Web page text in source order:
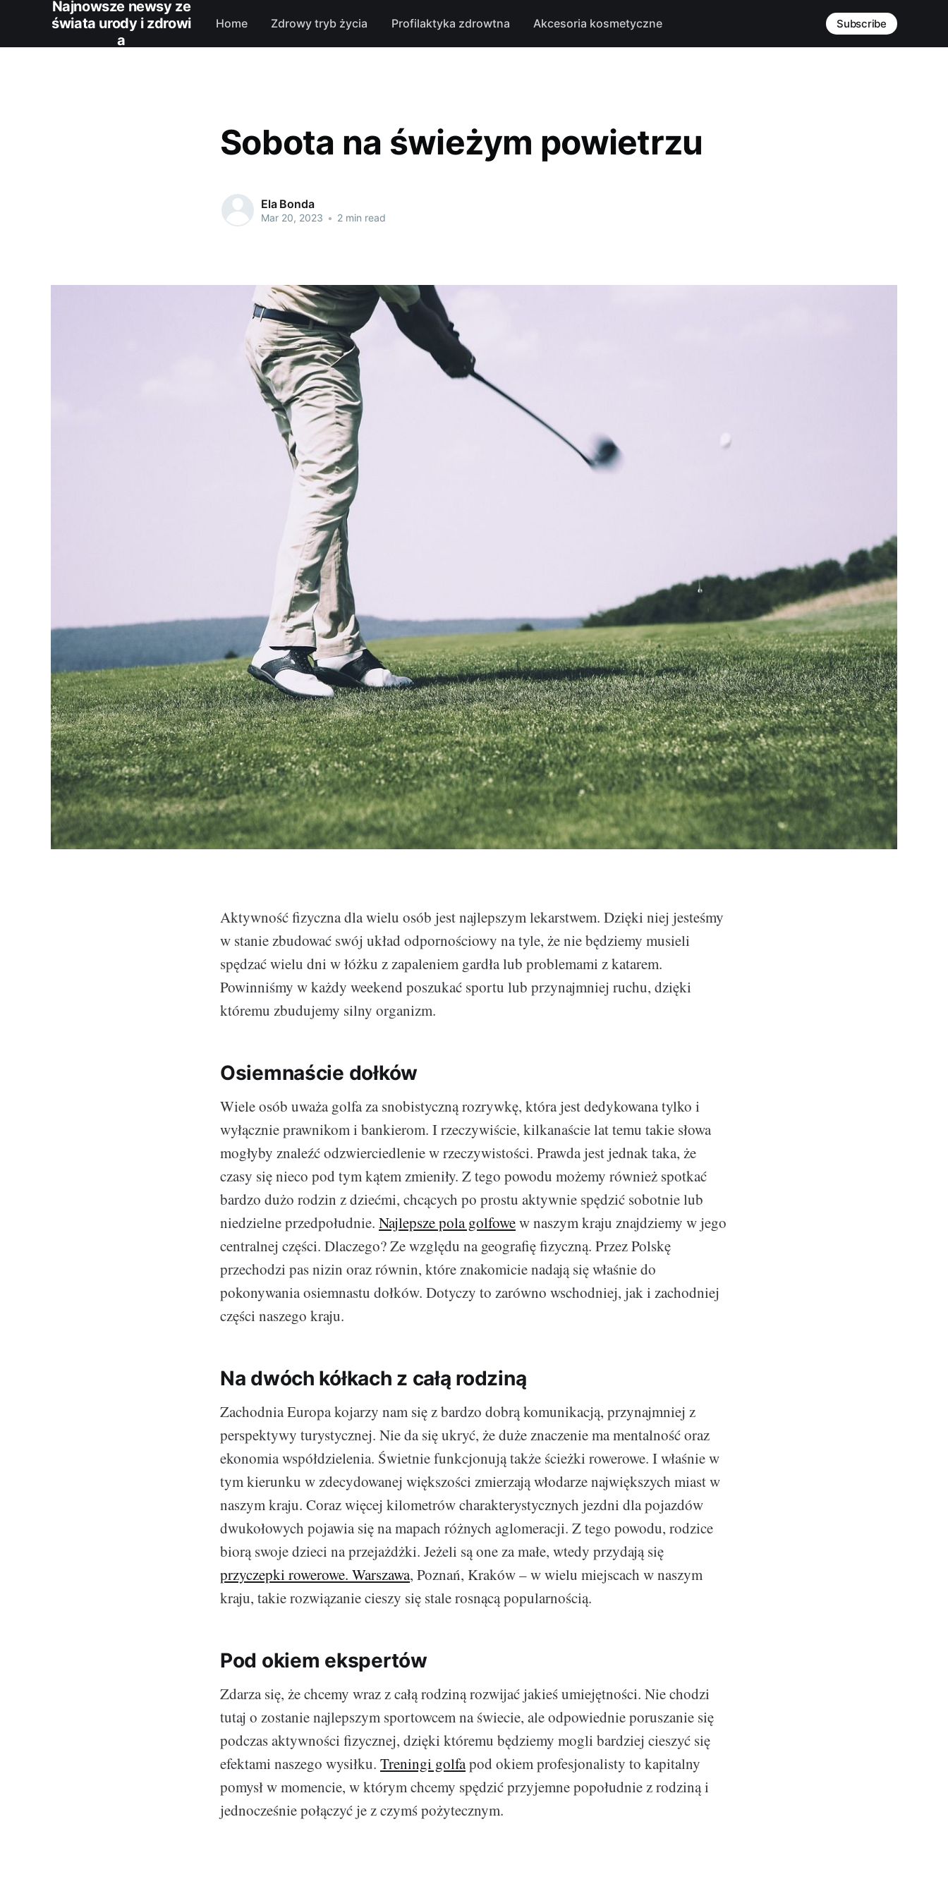
Najnowsze newsy ze
świata urody i zdrowi
a
Home Zdrowy tryb życia Profilaktyka zdrowtna Akcesoria kosmetyczne Subscribe
Sobota na świeżym powietrzu
Ela Bonda
Mar 20, 2023 • 2 min read
Aktywność fizyczna dla wielu osób jest najlepszym lekarstwem. Dzięki niej jesteśmy
w stanie zbudować swój układ odpornościowy na tyle, że nie będziemy musieli
spędzać wielu dni w łóżku z zapaleniem gardła lub problemami z katarem.
Powinniśmy w każdy weekend poszukać sportu lub przynajmniej ruchu, dzięki
któremu zbudujemy silny organizm.
Osiemnaście dołków
Wiele osób uważa golfa za snobistyczną rozrywkę, która jest dedykowana tylko i
wyłącznie prawnikom i bankierom. I rzeczywiście, kilkanaście lat temu takie słowa
mogłyby znaleźć odzwierciedlenie w rzeczywistości. Prawda jest jednak taka, że
czasy się nieco pod tym kątem zmieniły. Z tego powodu możemy również spotkać
bardzo dużo rodzin z dziećmi, chcących po prostu aktywnie spędzić sobotnie lub
niedzielne przedpołudnie. Najlepsze pola golfowew naszym kraju znajdziemy w jego
centralnej części. Dlaczego? Ze względu na geografię fizyczną. Przez Polskę
przechodzi pas nizin oraz równin, które znakomicie nadają się właśnie do
pokonywania osiemnastu dołków. Dotyczy to zarówno wschodniej, jak i zachodniej
części naszego kraju.
Na dwóch kółkach z całą rodziną
Zachodnia Europa kojarzy nam się z bardzo dobrą komunikacją, przynajmniej z
perspektywy turystycznej. Nie da się ukryć, że duże znaczenie ma mentalność oraz
ekonomia współdzielenia. Świetnie funkcjonują także ścieżki rowerowe. I właśnie w
tym kierunku w zdecydowanej większości zmierzają włodarze największych miast w
naszym kraju. Coraz więcej kilometrów charakterystycznych jezdni dla pojazdów
dwukołowych pojawia się na mapach różnych aglomeracji. Z tego powodu, rodzice
biorą swoje dzieci na przejażdżki. Jeżeli są one za małe, wtedy przydają się
przyczepki rowerowe. Warszawa, Poznań, Kraków – w wielu miejscach w naszym
kraju, takie rozwiązanie cieszy się stale rosnącą popularnością.
Pod okiem ekspertów
Zdarza się, że chcemy wraz z całą rodziną rozwijać jakieś umiejętności. Nie chodzi
tutaj o zostanie najlepszym sportowcem na świecie, ale odpowiednie poruszanie się
podczas aktywności fizycznej, dzięki któremu będziemy mogli bardziej cieszyć się
efektami naszego wysiłku. Treningi golfapod okiem profesjonalisty to kapitalny
pomysł w momencie, w którym chcemy spędzić przyjemne popołudnie z rodziną i
jednocześnie połączyć je z czymś pożytecznym.